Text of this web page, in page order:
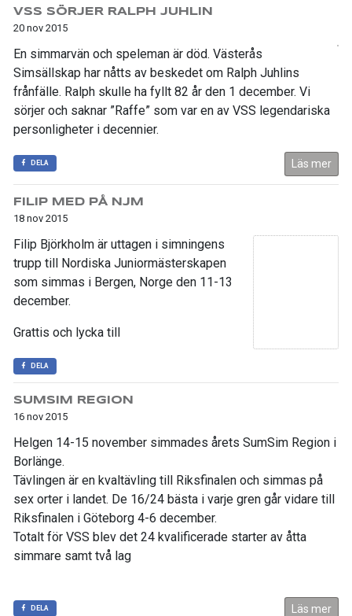
VSS SÖRJER RALPH JUHLIN
20 nov 2015
En simmarvän och speleman är död. Västerås
Simsällskap har nåtts av beskedet om Ralph Juhlins
frånfälle. Ralph skulle ha fyllt 82 år den 1 december. Vi
sörjer och saknar ”Raffe” som var en av VSS legendariska
personligheter i decennier.
DELA Läs mer
FILIP MED PÅ NJM
18 nov 2015
Filip Björkholm är uttagen i simningens
trupp till Nordiska Juniormästerskapen
som simmas i Bergen, Norge den 11-13
december.
Grattis och lycka till
DELA
SUMSIM REGION
16 nov 2015
Helgen 14-15 november simmades årets SumSim Region i
Borlänge.
Tävlingen är en kvaltävling till Riksfinalen och simmas på
sex orter i landet. De 16/24 bästa i varje gren går vidare till
Riksfinalen i Göteborg 4-6 december.
Totalt för VSS blev det 24 kvalificerade starter av åtta
simmare samt två lag
DELA Läs mer